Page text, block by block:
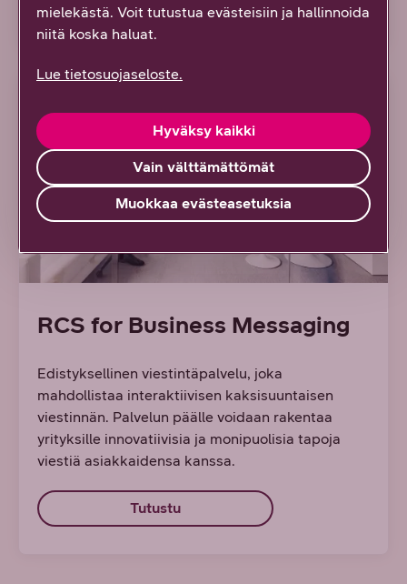
RCS for Business Messaging
Edistyksellinen viestintäpalvelu, joka
mahdollistaa interaktiivisen kaksisuuntaisen
viestinnän. Palvelun päälle voidaan rakentaa
yrityksille innovatiivisia ja monipuolisia tapoja
viestiä asiakkaidensa kanssa.
Tutustu
mielekästä. Voit tutustua evästeisiin ja hallinnoida
niitä koska haluat.
Lue tietosuojaseloste.
Vain välttämättömät
Hyväksy kaikki
Muokkaa evästeasetuksia